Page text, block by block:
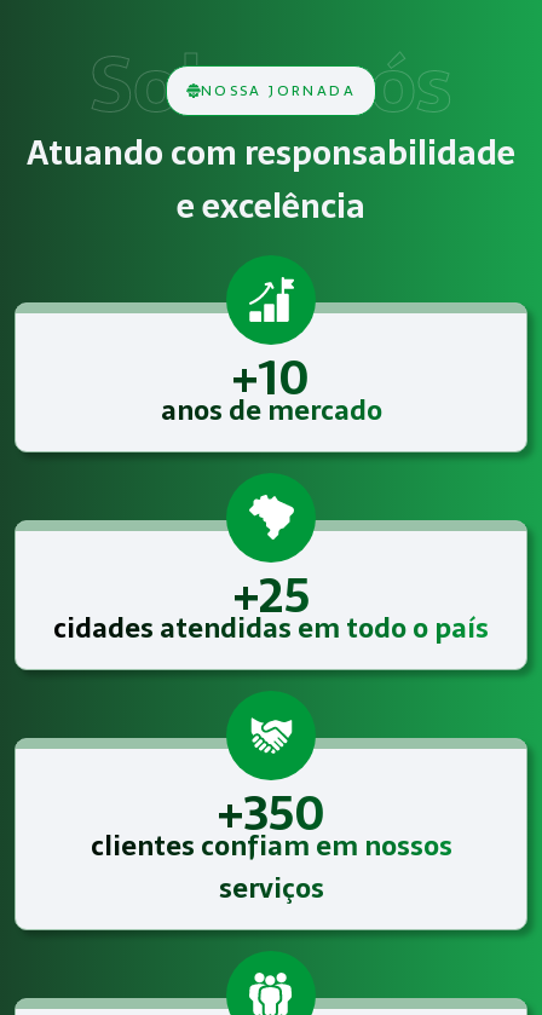
Obrigatoriedade legal
Empresas que exercem atividades com exposição a riscos
Atendimento especializado
A Megatrab - Engenharia de Segurança do Trabalho
NOSSA JORNADA
Atuando com responsabilidade
e excelência
+10
anos de mercado
+25
cidades atendidas em todo o país
+350
clientes confiam em nossos
serviços